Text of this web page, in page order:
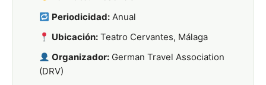
Periodicidad: Anual
Ubicación: Teatro Cervantes, Málaga
Organizador: German Travel Association
(DRV)